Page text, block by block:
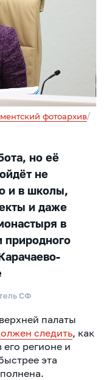
фотоархив/
но её
не
и в школы,
и даже
в
природного
СФ
палаты
следить, как
регионе и
эта